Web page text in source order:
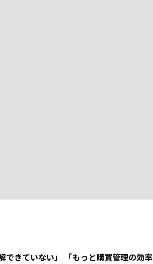
できていない」 「もっと購買管理の効率